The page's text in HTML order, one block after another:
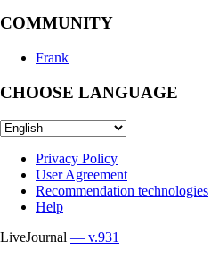
COMMUNITY
Frank
CHOOSE LANGUAGE
Privacy Policy
User Agreement
Recommendation technologies
Help
LiveJournal — v.931